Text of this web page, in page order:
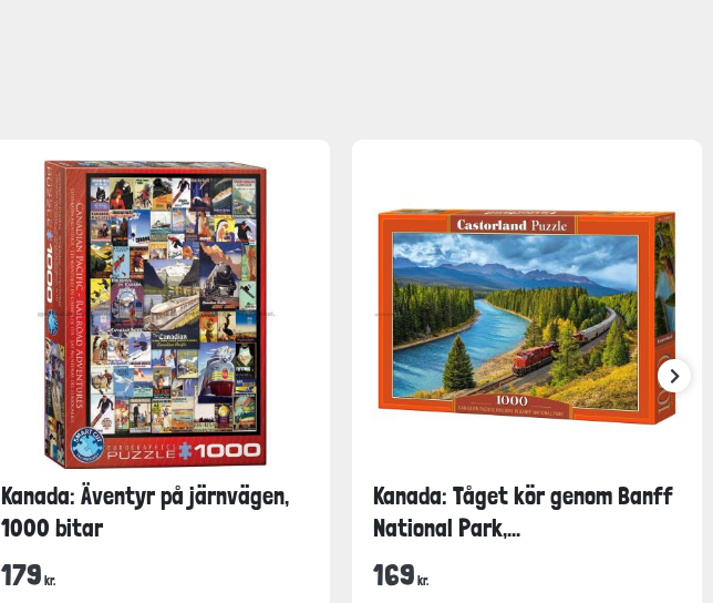
Kanada: Äventyr på järnvägen,
1000 bitar
179 kr.
Kanada: Tåget kör genom Banff
National Park,...
169 kr.